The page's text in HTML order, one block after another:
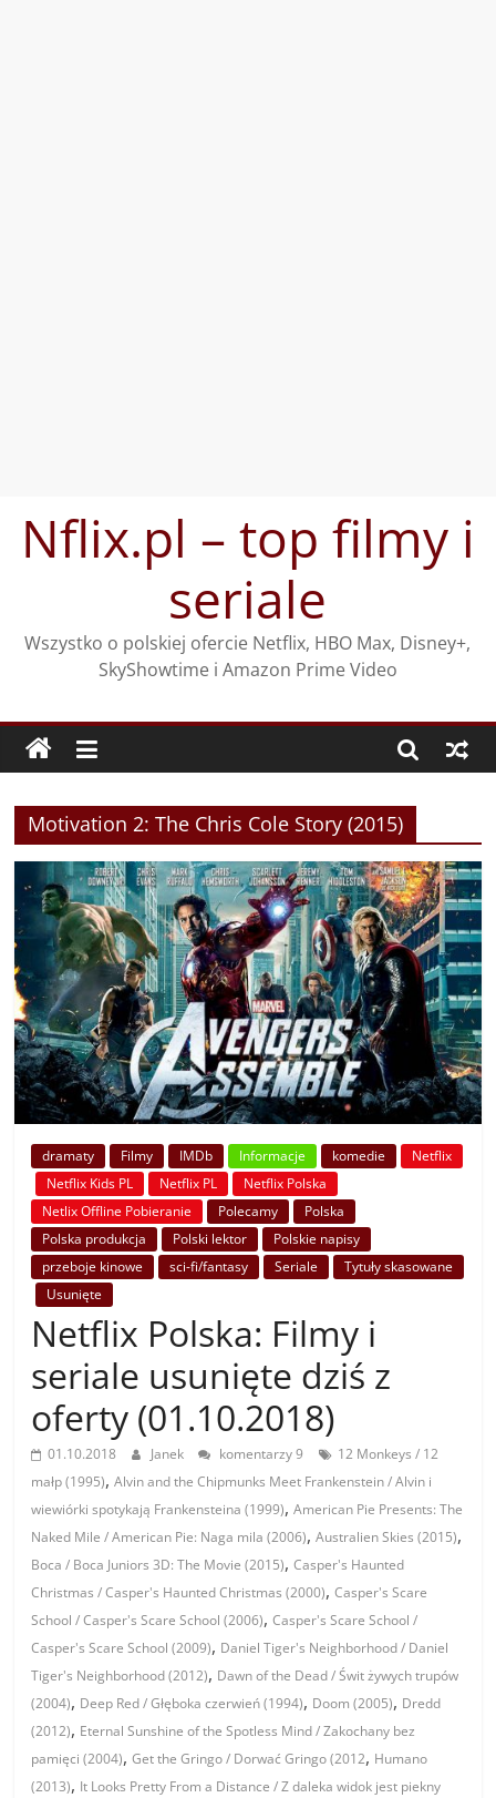
treściNflix.pl – top filmy i
seriale
Wszystko o polskiej ofercie Netflix, HBO Max, Disney+,
SkyShowtime i Amazon Prime Video
Motivation 2: The Chris Cole Story (2015)
dramaty Filmy IMDb Informacje komedie
Netflix
Netflix Kids PL
Netflix PL
Netflix Polska
Netlix Offline Pobieranie
Polecamy
Polska
Polska produkcja
Polski lektor
Polskie napisy
przeboje kinowe
sci-fi/fantasy Seriale
Tytuły skasowane
Usunięte
Netflix Polska: Filmy i
seriale usunięte dziś z
oferty (01.10.2018)
01.10.2018 Janek komentarzy 9
12 Monkeys / 12
małp (1995),Alvin and the Chipmunks Meet Frankenstein / Alvin i
wiewiórki spotykają Frankensteina (1999),American Pie Presents: The
Naked Mile / American Pie: Naga mila (2006),Australien Skies (2015),
Boca / Boca Juniors 3D: The Movie (2015),Casper's Haunted
Christmas / Casper's Haunted Christmas (2000),Casper's Scare
School / Casper's Scare School (2006),Casper's Scare School /
Casper's Scare School (2009), Daniel Tiger's Neighborhood / Daniel
Tiger's Neighborhood (2012), Dawn of the Dead / Świt żywych trupów
(2004), Deep Red / Głęboka czerwień (1994), Doom (2005), Dredd
(2012), Eternal Sunshine of the Spotless Mind / Zakochany bez
pamięci (2004),Get the Gringo / Dorwać Gringo (2012, Humano
(2013), It Looks Pretty From a Distance / Z daleka widok jest piekny